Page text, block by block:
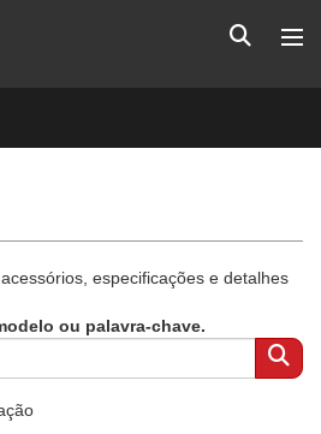
especificações e detalhes
ou palavra-chave.